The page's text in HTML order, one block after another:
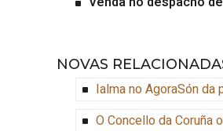
NOVAS
Ialma no AgoraSón da
O Concello da Coruña